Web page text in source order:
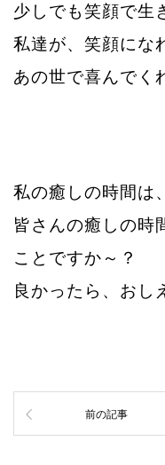
少しでも笑顔で生
私達が、笑顔にな
あの世で喜んでく
私の癒しの時間は
皆さんの癒しの時
ことですか～？
良かったら、おし
前の記事